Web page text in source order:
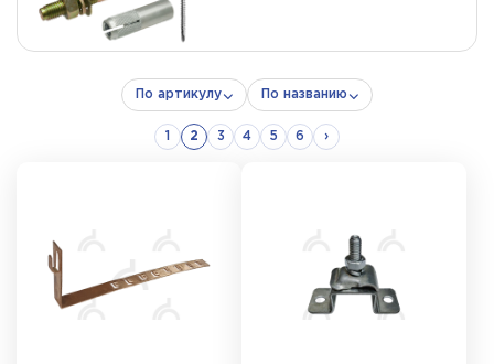
По артикулу По названию
1 2 3 4 5 6 ›